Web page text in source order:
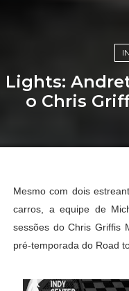
Lights:
o Chris
Mesmo com dois
carros, a equipe de
sessões do Chris Griffis
pré-temporada do Road